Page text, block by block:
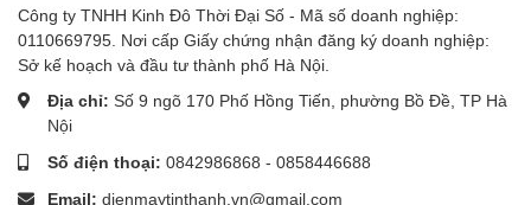
Cổng nhận hình
ảnh, âm thanh:
4 cổng HDMI có 1 cổng HDMI
eARC (ARC), 1 cổng Composite
Cổng xuất âm
1 cổng Optical (Digital Audio), 1
Thông tin lắp đặt
Công ty TNHH Kinh Đô Thời Đại Số - Mã số doanh nghiệp:
0110669795. Nơi cấp Giấy chứng nhận đăng ký doanh nghiệp:
Sở kế hoạch và đầu tư thành phố Hà Nội.
Địa chỉ: Số 9 ngõ 170 Phố Hồng Tiến, phường Bồ Đề, TP Hà
Nội
Số điện thoại: 0842986868 - 0858446688
Email: dienmaytinthanh.vn@gmail.com